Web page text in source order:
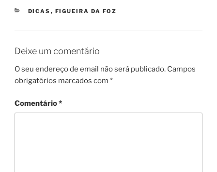
CATEGORIAS
DICAS , FIGUEIRA DA FOZ
Deixe um comentário
O seu endereço de email não será publicado. Campos
obrigatórios marcados com *
Comentário*